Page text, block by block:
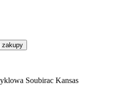
zakupy
Soubirac Kansas